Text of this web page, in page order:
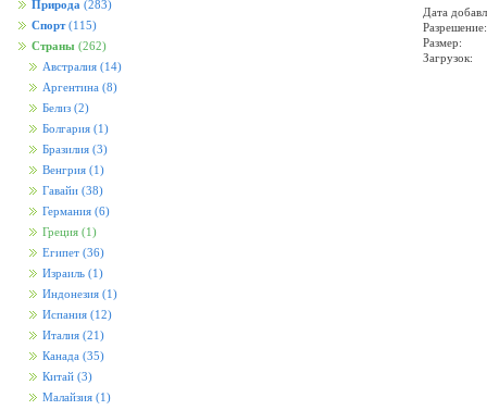
Природа (283)
Спорт (115)
Страны (262)
Австралия (14)
Аргентина (8)
Белиз (2)
Болгария (1)
Бразилия (3)
Венгрия (1)
Гавайи (38)
Германия (6)
Греция (1)
Египет (36)
Израиль (1)
Индонезия (1)
Испания (12)
Италия (21)
Канада (35)
Китай (3)
Малайзия (1)
Дата
Разрешение:
Размер:
Загрузок: